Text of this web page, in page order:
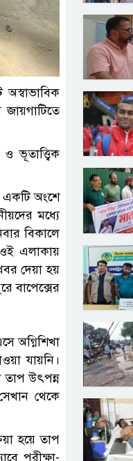
ভূতাত্ত্বিক
একটি অংশে
মধ্যে
বিকালে
ওই এলাকায়
দেয়া হয়
বাপেক্সের
অগ্নিশিখা
যায়নি।
তাপ উৎপন্ন
থেকে
হয়ে তাপ
পরীক্ষা-